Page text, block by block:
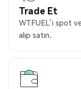
Trade Et
WTFUEL’i spot
alıp satın.